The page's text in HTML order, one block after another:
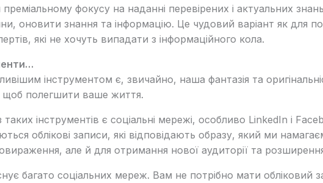
преміальному фокусу на наданні перевірених і актуальних
оновити знання та інформацію. Це чудовий варіант як для
які не хочуть випадати з інформаційного кола.
інструментом є, звичайно, наша фантазія та
щоб полегшити ваше життя.
інструментів є соціальні мережі, особливо LinkedIn і
облікові записи, які відповідають образу, який ми
але й для отримання нової аудиторії та
багато соціальних мереж. Вам не потрібно мати